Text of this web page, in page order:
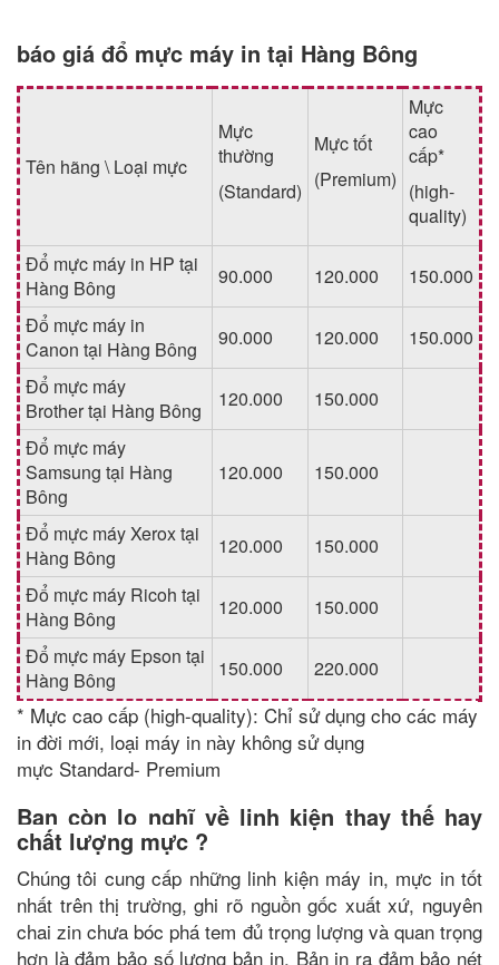
báo giá đổ mực máy in tại Hàng Bông
Tên hãng \ Loại mực
Mực
thường
(Standard)
Mực tốt
(Premium)
Mực
cao
cấp*
(high-
quality)
Đổ mực máy in HP tại
Hàng Bông
90.000 120.000
150.000
Đổ mực máy in
Canon tại Hàng Bông
90.000 120.000
150.000
Đổ mực máy
Brother tại Hàng Bông
120.000
150.000
Đổ mực máy
Samsung tại Hàng
Bông
120.000 150.000
Đổ mực máy Xerox tại
Hàng Bông
120.000
150.000
Đổ mực máy Ricoh tại
Hàng Bông
120.000
150.000
Đổ mực máy Epson tại
Hàng Bông
150.000 220.000
* Mực cao cấp (high-quality): Chỉ sử dụng cho các máy
in đời mới, loại máy in này không sử dụng
mực Standard- Premium
Bạn còn lo nghĩ về linh kiện thay thế hay
chất lượng mực ?
Chúng tôi cung cấp những linh kiện máy in, mực in tốt
nhất trên thị trường, ghi rõ nguồn gốc xuất xứ, nguyên
chai zin chưa bóc phá tem đủ trọng lượng và quan trọng
hơn là đảm bảo số lượng bản in. Bản in ra đảm bảo nét